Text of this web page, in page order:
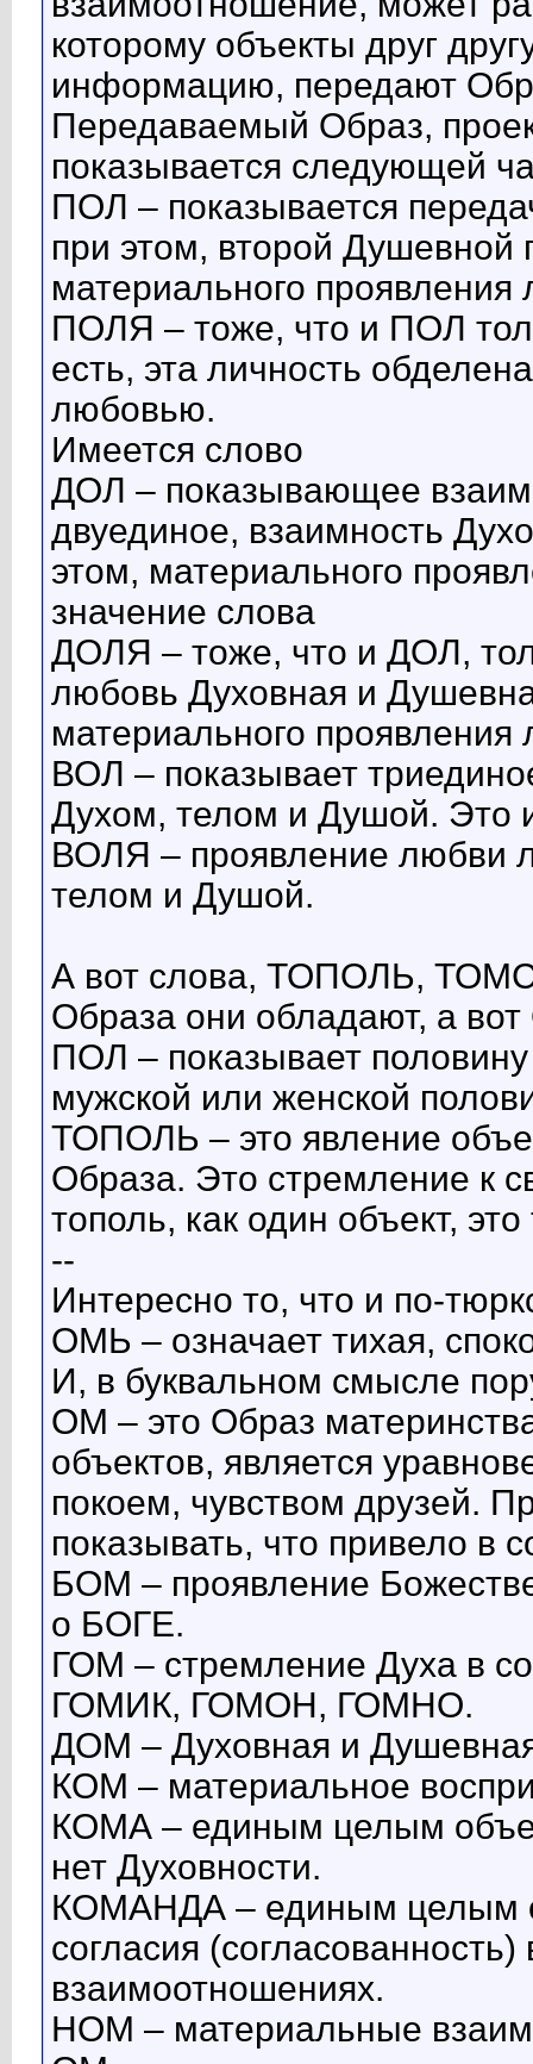
которому объекты друг
информацию, передают
Передаваемый Образ,
показывается следующей
ПОЛ – показывается
при этом, второй
материального проявления
ПОЛЯ – тоже, что и ПОЛ
есть, эта личность
любовью.
Имеется слово
ДОЛ – показывающее
двуединое, взаимность
этом, материального
значение слова
ДОЛЯ – тоже, что и ДОЛ,
любовь Духовная и
материального проявления
ВОЛ – показывает
Духом, телом и Душой. Это
ВОЛЯ – проявление любви
телом и Душой.
А вот слова, ТОПОЛЬ,
Образа они обладают, а
ПОЛ – показывает
мужской или женской
ТОПОЛЬ – это явление
Образа. Это стремление к
тополь, как один объект,
--
Интересно то, что и по-
ОМЬ – означает тихая,
И, в буквальном смысле
ОМ – это Образ
объектов, является
покоем, чувством друзей.
показывать, что привело в
БОМ – проявление
о БОГЕ.
ГОМ – стремление Духа в
ГОМИК, ГОМОН, ГОМНО.
ДОМ – Духовная и
КОМ – материальное
КОМА – единым целым
нет Духовности.
КОМАНДА – единым целым
согласия
взаимоотношениях.
НОМ – материальные